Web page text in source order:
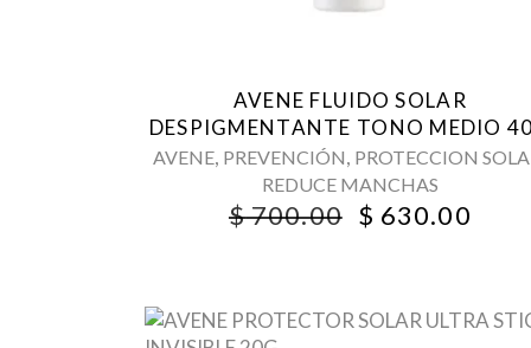
AVENE FLUIDO SOLAR
DESPIGMENTANTE TONO MEDIO
AVENE, PREVENCIÓN, PROTECCION
REDUCE MANCHAS
$700.00 ORIGINAL
$ 630.00